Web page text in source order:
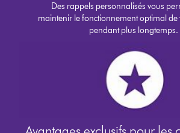
Des rappels personnalisés vous
maintenir le fonctionnement optimal de
pendant plus longtemps.